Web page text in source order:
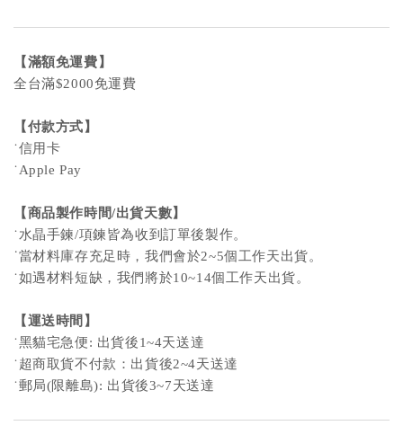
【滿額免運費】
全台滿$2000免運費
【付款方式】
˙信用卡
˙Apple Pay
【商品製作時間/出貨天數】
˙水晶手鍊/項鍊皆為收到訂單後製作。
˙當材料庫存充足時，我們會於2~5個工作天出貨。
˙如遇材料短缺，我們將於10~14個工作天出貨。
【運送時間】
˙黑貓宅急便: 出貨後1~4天送達
˙超商取貨不付款：出貨後2~4天送達
˙郵局(限離島): 出貨後3~7天送達